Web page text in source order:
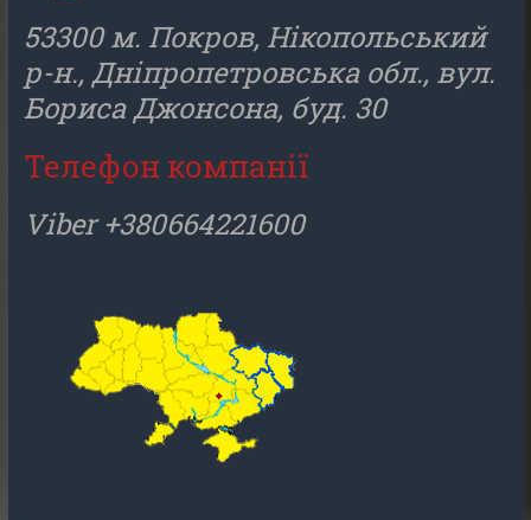
53300 м. Покров, Нікопольський
р-н., Дніпропетровська обл., вул.
Бориса Джонсона, буд. 30
Телефон компанії
Viber +380664221600